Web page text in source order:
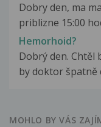
Dobry den, ma
priblizne 15:00
Hemorhoid?
Dobrý den. Chtěl
by doktor špatně
MOHLO BY VÁS